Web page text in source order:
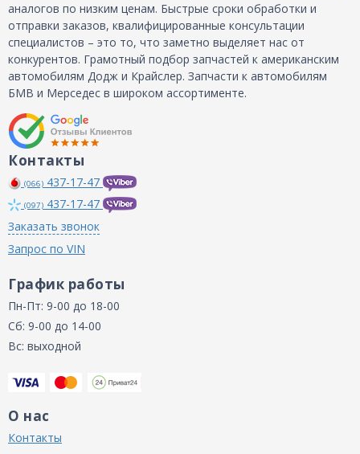
аналогов по низким ценам. Быстрые сроки обработки и
отправки заказов, квалифицированные консультации
специалистов – это то, что заметно выделяет нас от
конкурентов. Грамотный подбор запчастей к американским
автомобилям Додж и Крайслер. Запчасти к автомобилям
БМВ и Мерседес в широком ассортименте.
Контакты
(066) 437-17-47
(097) 437-17-47
Заказать звонок
Запрос по VIN
График работы
Пн-Пт: 9-00 до 18-00
Сб: 9-00 до 14-00
Вс: выходной
О нас
Контакты